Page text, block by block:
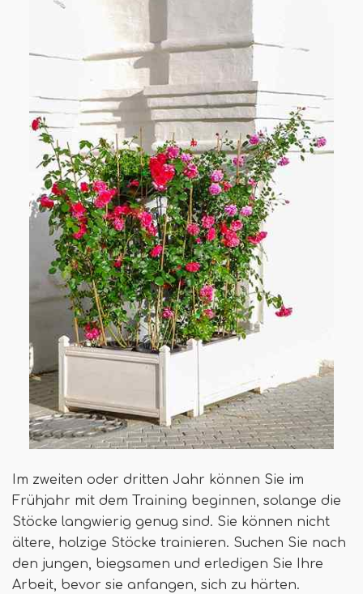
Im zweiten oder dritten Jahr können Sie im
Frühjahr mit dem Training beginnen, solange die
Stöcke langwierig genug sind. Sie können nicht
ältere, holzige Stöcke trainieren. Suchen Sie nach
den jungen, biegsamen und erledigen Sie Ihre
Arbeit, bevor sie anfangen, sich zu härten.